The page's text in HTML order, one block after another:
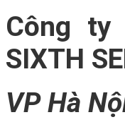
Công
SIXTH
VP Hà